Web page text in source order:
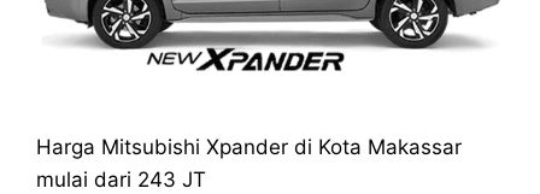
Harga Mitsubishi Xpander di Kota Makassar
mulai dari 243 JT